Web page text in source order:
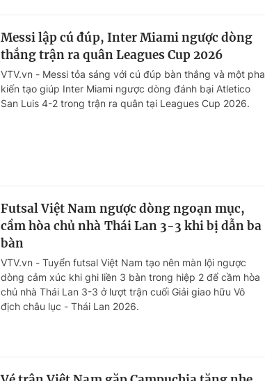
Messi lập cú đúp, Inter Miami ngược dòng
thắng trận ra quân Leagues Cup 2026
VTV.vn - Messi tỏa sáng với cú đúp bàn thắng và một pha
kiến tạo giúp Inter Miami ngược dòng đánh bại Atletico
San Luis 4-2 trong trận ra quân tại Leagues Cup 2026.
Futsal Việt Nam ngược dòng ngoạn mục,
cầm hòa chủ nhà Thái Lan 3-3 khi bị dẫn ba
bàn
VTV.vn - Tuyển futsal Việt Nam tạo nên màn lội ngược
dòng cảm xúc khi ghi liền 3 bàn trong hiệp 2 để cầm hòa
chủ nhà Thái Lan 3-3 ở lượt trận cuối Giải giao hữu Vô
địch châu lục - Thái Lan 2026.